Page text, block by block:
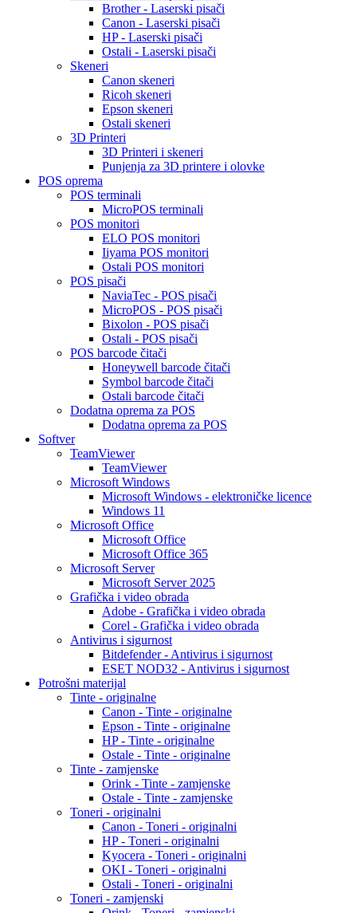
Brother - Laserski pisači
Canon - Laserski pisači
HP - Laserski pisači
Ostali - Laserski pisači
Skeneri
Canon skeneri
Ricoh skeneri
Epson skeneri
Ostali skeneri
3D Printeri
3D Printeri i skeneri
Punjenja za 3D printere i olovke
POS oprema
POS terminali
MicroPOS terminali
POS monitori
ELO POS monitori
Iiyama POS monitori
Ostali POS monitori
POS pisači
NaviaTec - POS pisači
MicroPOS - POS pisači
Bixolon - POS pisači
Ostali - POS pisači
POS barcode čitači
Honeywell barcode čitači
Symbol barcode čitači
Ostali barcode čitači
Dodatna oprema za POS
Dodatna oprema za POS
Softver
TeamViewer
TeamViewer
Microsoft Windows
Microsoft Windows - elektroničke licence
Windows 11
Microsoft Office
Microsoft Office
Microsoft Office 365
Microsoft Server
Microsoft Server 2025
Grafička i video obrada
Adobe - Grafička i video obrada
Corel - Grafička i video obrada
Antivirus i sigurnost
Bitdefender - Antivirus i sigurnost
ESET NOD32 - Antivirus i sigurnost
Potrošni materijal
Tinte - originalne
Canon - Tinte - originalne
Epson - Tinte - originalne
HP - Tinte - originalne
Ostale - Tinte - originalne
Tinte - zamjenske
Orink - Tinte - zamjenske
Ostale - Tinte - zamjenske
Toneri - originalni
Canon - Toneri - originalni
HP - Toneri - originalni
Kyocera - Toneri - originalni
OKI - Toneri - originalni
Ostali - Toneri - originalni
Toneri - zamjenski